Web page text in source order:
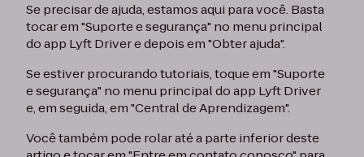
Se precisar de ajuda, estamos aqui para você. Basta
tocar em "Suporte e segurança" no menu principal
do app Lyft Driver e depois em "Obter ajuda".
Se estiver procurando tutoriais, toque em "Suporte
e segurança" no menu principal do app Lyft Driver
e, em seguida, em "Central de Aprendizagem".
Você também pode rolar até a parte inferior deste